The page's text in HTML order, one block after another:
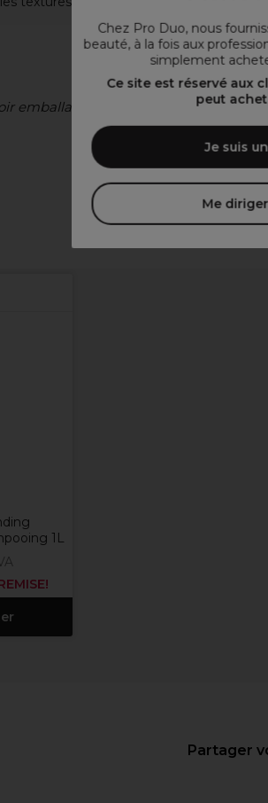
Chez Pro Duo, nous
beauté, à la fois aux
simplement
Ce site est réservé aux
peut
Je suis
Me
emballage)
1L
Partager